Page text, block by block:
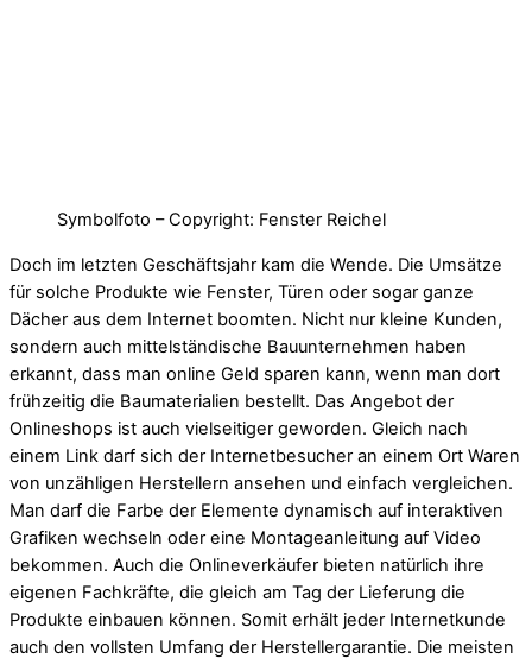
Symbolfoto – Copyright: Fenster Reichel
Doch im letzten Geschäftsjahr kam die Wende. Die Umsätze
für solche Produkte wie Fenster, Türen oder sogar ganze
Dächer aus dem Internet boomten. Nicht nur kleine Kunden,
sondern auch mittelständische Bauunternehmen haben
erkannt, dass man online Geld sparen kann, wenn man dort
frühzeitig die Baumaterialien bestellt. Das Angebot der
Onlineshops ist auch vielseitiger geworden. Gleich nach
einem Link darf sich der Internetbesucher an einem Ort Waren
von unzähligen Herstellern ansehen und einfach vergleichen.
Man darf die Farbe der Elemente dynamisch auf interaktiven
Grafiken wechseln oder eine Montageanleitung auf Video
bekommen. Auch die Onlineverkäufer bieten natürlich ihre
eigenen Fachkräfte, die gleich am Tag der Lieferung die
Produkte einbauen können. Somit erhält jeder Internetkunde
auch den vollsten Umfang der Herstellergarantie. Die meisten